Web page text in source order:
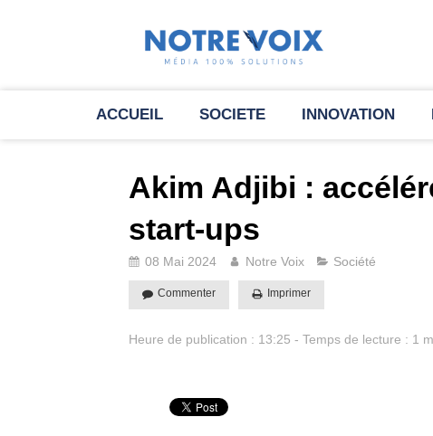
ACCUEIL SOCIETE INNOVATION
Akim Adjibi :
start-ups
08 Mai 2024 Notre Voix Société
Commenter Imprimer
Heure de publication : 13:25 - Temps de lecture : 1